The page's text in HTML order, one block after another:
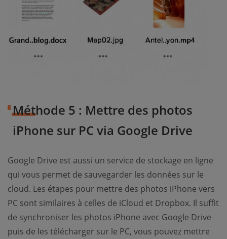
Méthode 5 : Mettre des photos
iPhone sur PC via Google Drive
Google Drive est aussi un service de stockage en ligne
qui vous permet de sauvegarder les données sur le
cloud. Les étapes pour mettre des photos iPhone vers
PC sont similaires à celles de iCloud et Dropbox. Il suffit
de synchroniser les photos iPhone avec Google Drive
puis de les télécharger sur le PC, vous pouvez mettre